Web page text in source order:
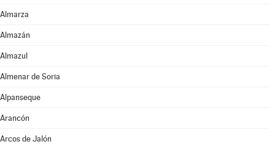
Almarza
Almazán
Almazul
Almenar de Soria
Alpanseque
Arancón
Arcos de Jalón